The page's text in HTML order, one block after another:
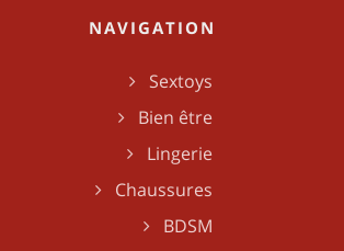
NAVIGATION
Sextoys
Bien être
Lingerie
Chaussures
BDSM